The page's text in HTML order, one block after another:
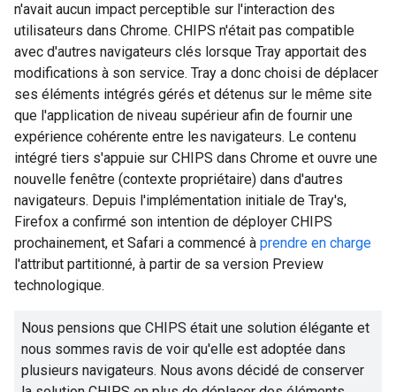
n'avait aucun impact perceptible sur l'interaction des
utilisateurs dans Chrome. CHIPS n'était pas compatible
avec d'autres navigateurs clés lorsque Tray apportait des
modifications à son service. Tray a donc choisi de déplacer
ses éléments intégrés gérés et détenus sur le même site
que l'application de niveau supérieur afin de fournir une
expérience cohérente entre les navigateurs. Le contenu
intégré tiers s'appuie sur CHIPS dans Chrome et ouvre une
nouvelle fenêtre (contexte propriétaire) dans d'autres
navigateurs. Depuis l'implémentation initiale de Tray's,
Firefox a confirmé son intention de déployer CHIPS
prochainement, et Safari a commencé à prendre en charge
l'attribut partitionné, à partir de sa version Preview
technologique.
Nous pensions que CHIPS était une solution élégante et
nous sommes ravis de voir qu'elle est adoptée dans
plusieurs navigateurs. Nous avons décidé de conserver